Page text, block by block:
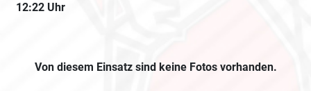
12:22 Uhr
Von diesem Einsatz sind keine Fotos vorhanden.